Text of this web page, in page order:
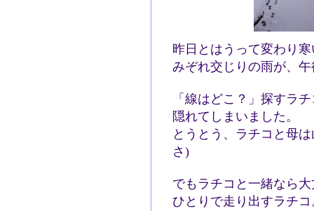
昨日とはうって変わり
みぞれ交じりの雨が、
「線はどこ？」探すラ
隠れてしまいました。
とうとう、ラチコと母
さ)
でもラチコと一緒なら
ひとりで走り出すラチ